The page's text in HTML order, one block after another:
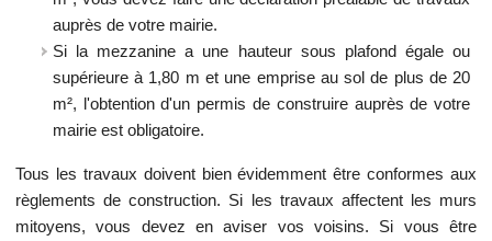
auprès de votre mairie.
Si la mezzanine a une hauteur sous plafond égale ou
supérieure à 1,80 m et une emprise au sol de plus de 20
m², l'obtention d'un permis de construire auprès de votre
mairie est obligatoire.
Tous les travaux doivent bien évidemment être conformes aux
règlements de construction. Si les travaux affectent les murs
mitoyens, vous devez en aviser vos voisins. Si vous être